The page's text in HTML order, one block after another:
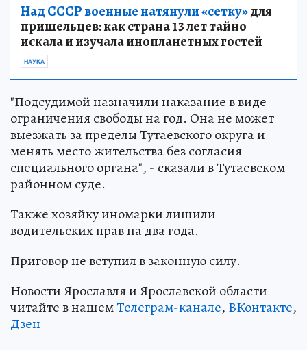
Над СССР военные натянули «сетку»для
пришельцев: как страна 13 лет тайно
искала и изучала инопланетных гостей
НАУКА
"Подсудимой назначили наказание в виде
ограничения свободы на год. Она не может
выезжать за пределы Тутаевского округа и
менять место жительства без согласия
специального органа", - сказали в Тутаевском
районном суде.
Также хозяйку иномарки лишили
водительских прав на два года.
Приговор не вступил в законную силу.
Новости Ярославля и Ярославской области
читайте в нашемТелеграм-канале, ВКонтакте,
Дзен